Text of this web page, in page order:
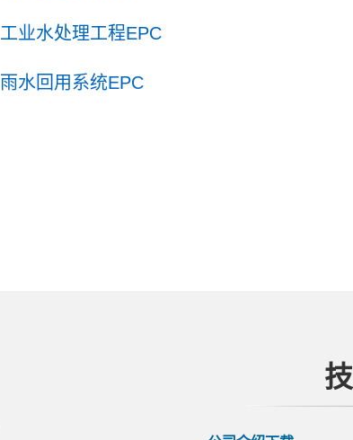
工业水处理工程EPC
雨水回用系统EPC